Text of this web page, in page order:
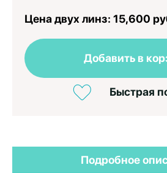
Цена двух линз: 15,600
Добавить в
Быстрая
Подробное